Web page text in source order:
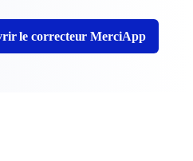
le correcteur MerciApp